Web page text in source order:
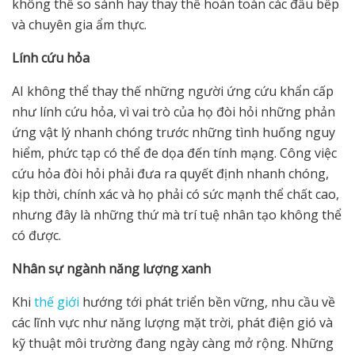
không thể so sánh hay thay thế hoàn toàn các đầu bếp
và chuyên gia ẩm thực.
Lính cứu hỏa
AI không thể thay thế những người ứng cứu khẩn cấp
như lính cứu hỏa, vì vai trò của họ đòi hỏi những phản
ứng vật lý nhanh chóng trước những tình huống nguy
hiểm, phức tạp có thể đe dọa đến tính mạng. Công việc
cứu hỏa đòi hỏi phải đưa ra quyết định nhanh chóng,
kịp thời, chính xác và họ phải có sức mạnh thể chất cao,
nhưng đây là những thứ mà trí tuệ nhân tạo không thể
có được.
Nhân sựngành năng lượng xanh
Khi thế giới hướng tới phát triển bền vững, nhu cầu về
các lĩnh vực như năng lượng mặt trời, phát điện gió và
kỹ thuật môi trường đang ngày càng mở rộng. Những